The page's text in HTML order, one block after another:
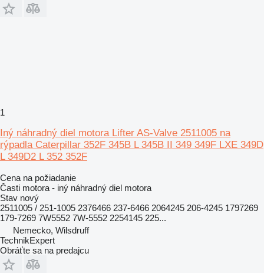
1
Iný náhradný diel motora Lifter AS-Valve 2511005 na
rýpadla Caterpillar 352F 345B L 345B II 349 349F LXE 349D
L 349D2 L 352 352F
Cena na požiadanie
Časti motora - iný náhradný diel motora
Stav nový
2511005 / 251-1005 2376466 237-6466 2064245 206-4245 1797269
179-7269 7W5552 7W-5552 2254145 225...
Nemecko, Wilsdruff
TechnikExpert
Obráťte sa na predajcu